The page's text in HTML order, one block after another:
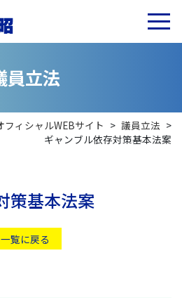
員立法
ィシャルWEBサイト > 議員立法 >
ギャンブル依存対策基本法案
策基本法案
一覧に戻る